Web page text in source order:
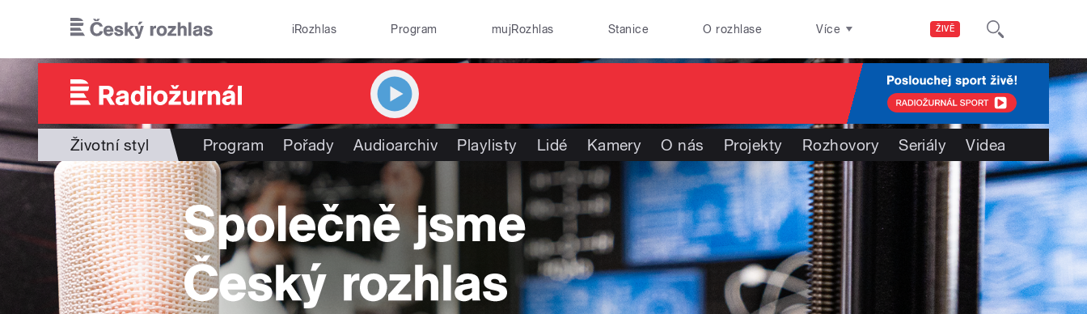
ŽIVĚ
iRozhlas Program mujRozhlas Stanice O rozhlase Více
Životní styl Program Pořady Audioarchiv Playlisty Lidé Kamery O nás Projekty Rozhovory Seriály Videa